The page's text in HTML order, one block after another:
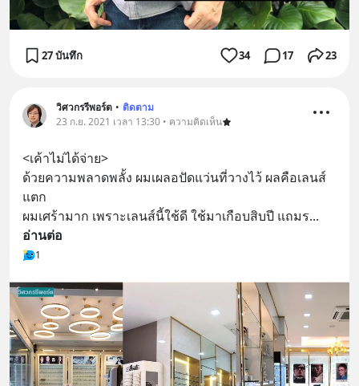
27 บันทึก 34 17 23
วิศวกรรีพอร์ต • ติดตาม
23 ก.ย. 2021 เวลา 13:30 • ความคิดเห็น
<เค้าไม่ได้จ่าย>
ด้วยความพลาดพลั้ง ผมเผลอปัดแว่นที่วางไว้ ผลคือเลนส์
แตก
ผมเศร้ามาก เพราะเลนส์นี้ใช้ดี ใช้มาเกือบสิบปี แถมร
อ่านต่อ
1